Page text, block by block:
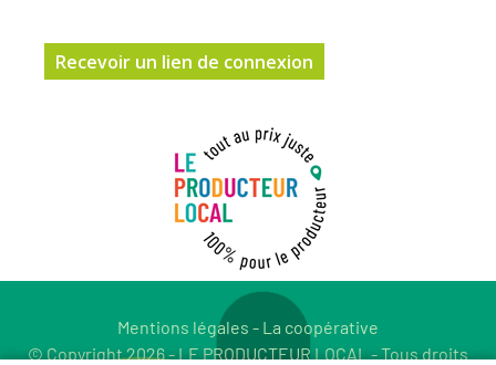
Mentions légales - La coopérative
© Copyright 2026 - LE PRODUCTEUR LOCAL - Tous droits